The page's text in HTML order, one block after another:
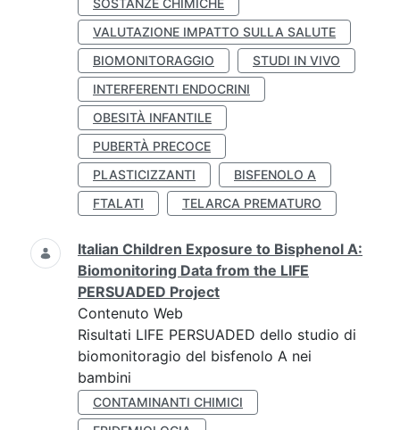
SOSTANZE CHIMICHE
VALUTAZIONE IMPATTO SULLA SALUTE
BIOMONITORAGGIO
STUDI IN VIVO
INTERFERENTI ENDOCRINI
OBESITÀ INFANTILE
PUBERTÀ PRECOCE
PLASTICIZZANTI
BISFENOLO A
FTALATI
TELARCA PREMATURO
Italian Children Exposure to Bisphenol A:
Biomonitoring Data from the LIFE
PERSUADED Project
Contenuto Web
Risultati LIFE PERSUADED dello studio di
biomonitoragio del bisfenolo A nei
bambini
CONTAMINANTI CHIMICI